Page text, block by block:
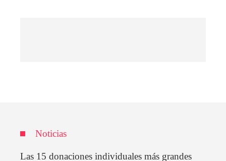
Noticias
Las 15 donaciones individuales más grandes